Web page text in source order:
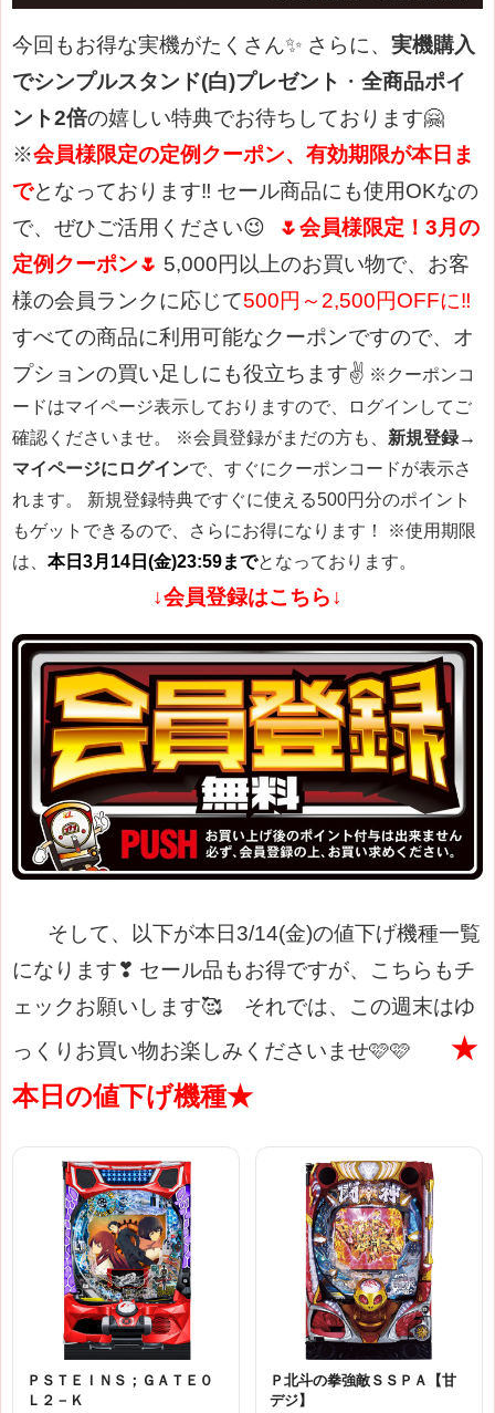
今回もお得な実機がたくさん✨ さらに、 実機購入
でシンプルスタンド(白)プレゼント ・ 全商品ポイ
ント2倍の嬉しい特典でお待ちしております🤗
※会員様限定の定例クーポン、有効期限が本日ま
でとなっております‼️ セール商品にも使用OKなの
で、ぜひご活用ください😉
🌷会員様限定！3月の
定例クーポン🌷 5,000円以上のお買い物で、お客
様の会員ランクに応じて500円～2,500円OFFに‼
すべての商品に利用可能なクーポンですので、オ
プションの買い足しにも役立ちます✌ ※クーポンコ
ードはマイページ表示しておりますので、ログインしてご
確認くださいませ。
※会員登録がまだの方も、 新規登録→
マイページにログインで、すぐにクーポンコードが表示さ
れます。 新規登録特典ですぐに使える500円分のポイント
もゲットできるので、さらにお得になります！
※使用期限
は、 本日3月14日(金)23:59までとなっております。
↓会員登録はこちら↓
そして、以下が本日3/14(金)の値下げ機種一覧
になります❣ セール品もお得ですが、こちらもチ
ェックお願いします🥰
それでは、この週末はゆ
っくりお買い物お楽しみくださいませ🩷🩷
★
本日の値下げ機種★
ＰＳＴＥＩＮＳ；ＧＡＴＥ０
Ｌ２－Ｋ
Ｐ北斗の拳強敵ＳＳＰＡ【甘
デジ】